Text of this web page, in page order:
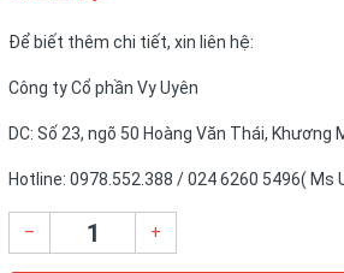
Để biết thêm chi tiết, xin liên hệ:
Công ty Cổ phần Vy Uyên
DC: Số 23, ngõ 50 Hoàng Văn Thái, Khương
Hotline: 0978.552.388 / 024 6260 5496( Ms
– +